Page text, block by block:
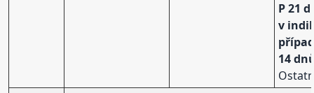
P 21
v
14